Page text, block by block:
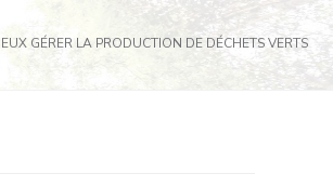
GÉRER LA PRODUCTION DE DÉCHETS VERTS